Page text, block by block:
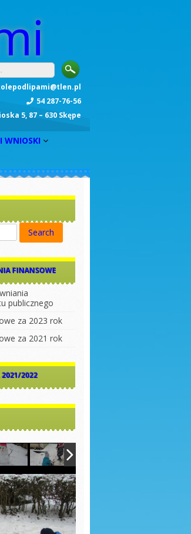
54 287-76-56
5, 87 – 630 Skępe
WNIOSKI
nr 1
nr 2
nr 3
FINANSOWE
publicznego
za 2023 rok
za 2021 rok
2021/2022